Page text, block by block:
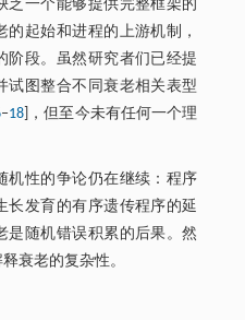
一个能够提供完整框架的
起始和进程的上游机制，
阶段。虽然研究者们已经提
试图整合不同衰老相关表型
‒18 ]，但至今未有任何一个理
机性的争论仍在继续：程序
长发育的有序遗传程序的延
是随机错误积累的后果。然
衰老的复杂性。